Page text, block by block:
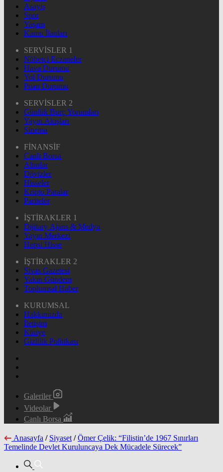
Asayiş
Spor
Yaşam
Kamu İlanları
SERVİSLER 1
Nöbetçi Eczaneler
Hava Durumu
Yol Durumu
Puan Durumu
SERVİSLER 2
Günlük Burç Yorumları
Yayın Akışları
Sinema
FİNANSİF
Canlı Borsa
Altınlar
Dövizler
Hisseler
Kripto Paralar
Pariteler
İŞTİRAKLER 1
Dijitary Ajans & Medya
Yayın Merkezi
Hepsi Hisse
İŞTİRAKLER 2
Sivas Gazetesi
Yakın Gündem
Toplumsal Haber
KURUMSAL
Hakkımızda
İletişim
Künye
Gizlilik Politikası
Galeriler
Videolar
Canlı Borsa
Anasayfa / Siyaset / Ömer Çelik: “Filistin’de 1967 Sınırları
Temelinde Devlet Kuruluncaya Dek Mücadele Sürecek”